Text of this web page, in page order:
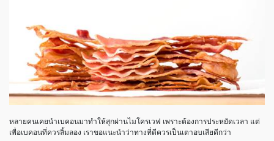
หลายคนเคยนำเบคอนมาทำให้สุกผ่านไมโครเวฟ เพราะต้องการประหยัดเวลา แต่
เพื่อเบคอนที่ควรลิ้มลอง เราขอแนะนำว่าทางที่ดีควรเป็นเตาอบเสียดีกว่า